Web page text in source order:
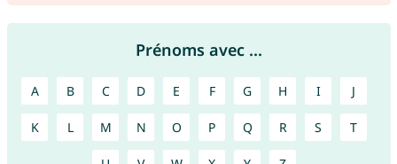
Prénoms avec ...
A B C D E F G H I J
K L M N O P Q R S T